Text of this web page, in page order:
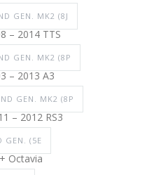
GEN. MK2 (8J
– 2014 TTS
GEN. MK2 (8P
– 2013 A3
GEN. MK2 (8P
– 2012 RS3
GEN. (5E
Octavia